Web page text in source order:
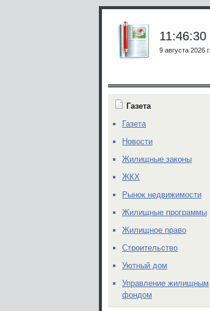
11:46:30
9 августа 2026 г.
Газета
Газета
Новости
Жилищные законы
ЖКХ
Рынок недвижимости
Жилищные программы
Жилищное право
Строительство
Уютный дом
Управление жилищным
фондом